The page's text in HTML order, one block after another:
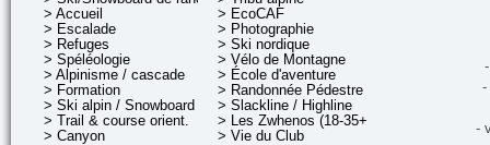
> Accueil
> Escalade
> Refuges
> Spéléologie
> Alpinisme / cascade
> Formation
> Ski alpin / Snowboard
> Trail & course orient.
> Canyon
> EcoCAF
> Photographie
> Ski nordique
> Vélo de Montagne
> École d'aventure
> Randonnée Pédestre
> Slackline / Highline
> Les Zwhenos (18-35+ ans)
> Vie du Club
-
-